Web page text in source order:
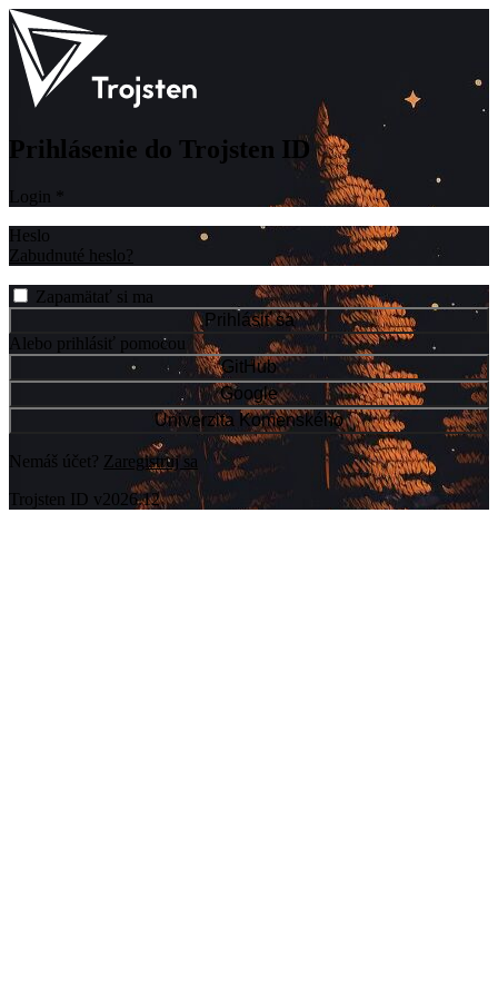
Prihlásenie do Trojsten ID
Login
Heslo
Zabudnuté heslo?
Zapamätať si ma
Prihlásiť sa
Alebo prihlásiť pomocou
GitHub
Google
Univerzita Komenského
Nemáš účet? Zaregistruj sa
Trojsten ID v2026.12